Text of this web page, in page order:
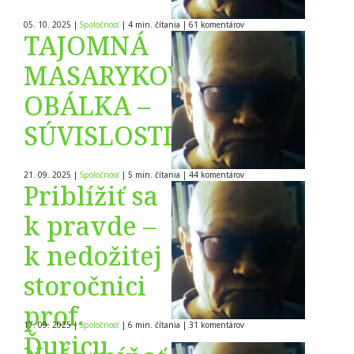
KUBALU A
DAUčÍKA?
05. 10. 2025 | Spoločnosť | 4 min. čítania | 61 komentárov
TAJOMNÁ
MASARYKOVA
OBÁLKA –
SÚVISLOSTI
21. 09. 2025 | Spoločnosť | 5 min. čítania | 44 komentárov
Priblížiť sa
k pravde –
k nedožitej
storočnici
prof.
Ďuricu
17. 09. 2025| Spoločnosť | 6 min. čítania | 31 komentárov